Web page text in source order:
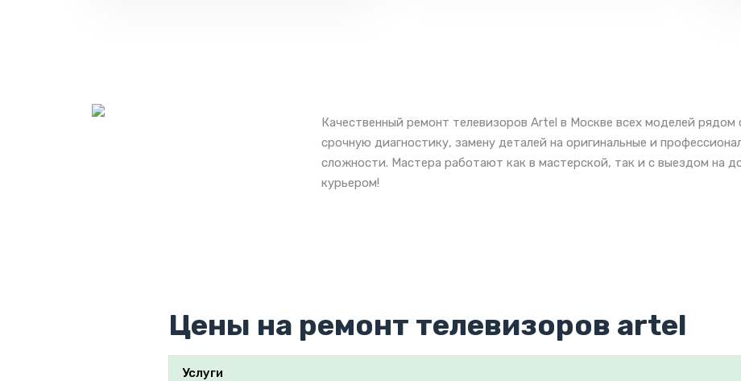
Качественный ремонт телевизоров Artel в Москве всех моделей
срочную диагностику, замену деталей на оригинальные и
сложности. Мастера работают как в мастерской, так и с выездом на
курьером!
Цены на ремонт телевизоров artel
Услуги